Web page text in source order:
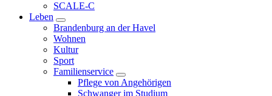
SCALE-C
Leben
Brandenburg an der Havel
Wohnen
Kultur
Sport
Familienservice
Pflege von Angehörigen
Schwanger im Studium